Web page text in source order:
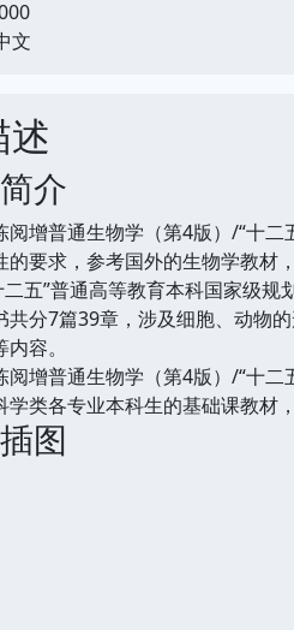
文
述
介
普通生物学（第4版）/“十二
的要求，参考国外的生物学教材
二五”普通高等教育本科国家级规
7篇39章，涉及细胞、动物的
容。
普通生物学（第4版）/“十二
学类各专业本科生的基础课教材
图